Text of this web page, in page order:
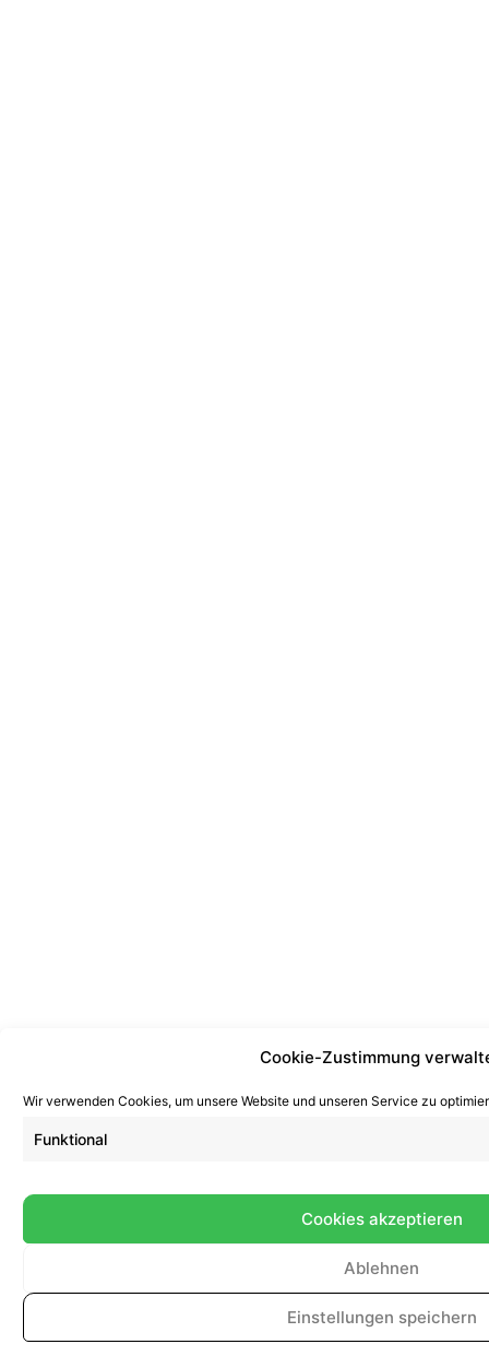
Cookie-Zustimmung
Wir verwenden Cookies, um unsere Website und unseren Service zu
Funktional
Cookies akzeptieren
Ablehnen
Einstellungen speichern